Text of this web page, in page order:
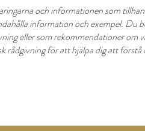
och informationen som
information och exempel. Du
eller som rekommendationer om
rådgivning för att hjälpa dig att förstå